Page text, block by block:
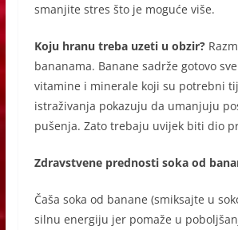
smanjite stres što je moguće više.
Koju hranu treba uzeti u obzir?
bananama. Banane sadrže gotovo
vitamine i minerale koji su potrebni
istraživanja pokazuju da umanjuju
pušenja. Zato trebaju uvijek biti dio
Zdravstvene prednosti soka od
Čaša soka od banane (smiksajte u
silnu energiju jer pomaže u